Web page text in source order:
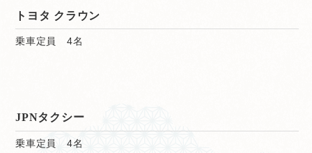
トヨタ クラウン
乗車定員 4名
JPNタクシー
乗車定員 4名